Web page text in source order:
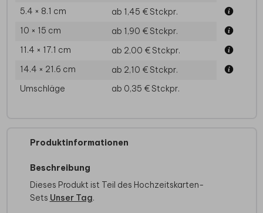
5.4 × 8.1 cm
ab 1,45 €Stckpr.
10 × 15 cm
ab 1,90 €Stckpr.
11.4 × 17.1 cm
ab 2,00 €Stckpr.
14.4 × 21.6 cm
ab 2,10 €Stckpr.
Umschläge
ab 0,35 €Stckpr.
Produktinformationen
Beschreibung
Dieses Produkt ist Teil des Hochzeitskarten-
Sets Unser Tag.